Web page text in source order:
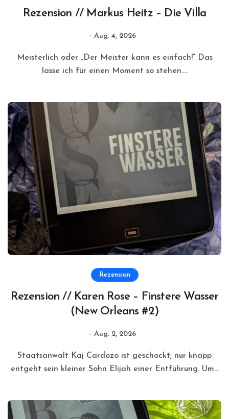
Rezension // Markus Heitz – Die Villa
Aug. 4, 2026
Meisterlich oder „Der Meister kann es einfach!“ Das
lasse ich für einen Moment so stehen....
Rezension
Rezension // Karen Rose – Finstere Wasser
(New Orleans #2)
Aug. 2, 2026
Staatsanwalt Kaj Cardozo ist geschockt; nur knapp
entgeht sein kleiner Sohn Elijah einer Entführung. Um...